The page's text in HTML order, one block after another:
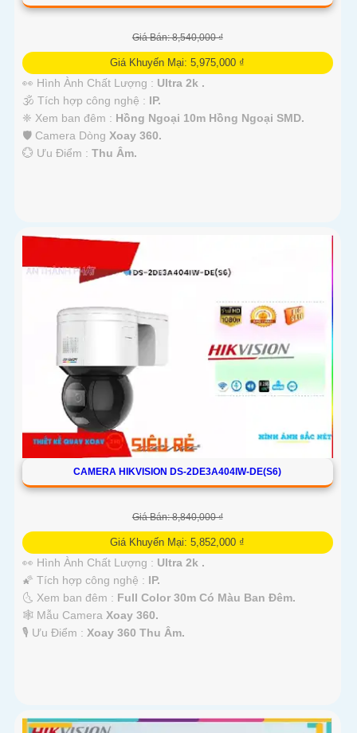
Giá Bán: 8,540,000 ₫
Giá Khuyến Mại: 5,975,000 ₫
👀 Hình Ành Chất Lượng : Ultra 2k .
🕉️ Tích hợp công nghệ : IP.
❈ Xem ban đêm : Hồng Ngoại 10m Hồng Ngoại SMD.
🛡 Camera Dòng Xoay 360.
️💮 Ưu Điểm : Thu Âm.
CAMERA HIKVISION DS-2DE3A404IW-DE(S6)
Giá Bán: 8,840,000 ₫
Giá Khuyến Mại: 5,852,000 ₫
👀 Hình Ành Chất Lượng : Ultra 2k .
🌠 Tích hợp công nghệ : IP.
🌜 Xem ban đêm : Full Color 30m Có Màu Ban Đêm.
🕸️ Mẫu Camera Xoay 360.
️🎙 Ưu Điểm : Xoay 360 Thu Âm.